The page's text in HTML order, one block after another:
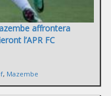
affrontera
l’APR FC
, Mazembe